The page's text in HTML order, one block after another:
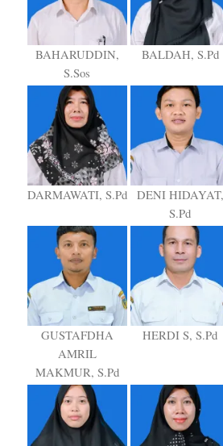
BAHARUDDIN,
S.Sos
BALDAH, S.Pd
DARMAWATI, S.Pd DENI HIDAYAT,
S.Pd
GUSTAFDHA
AMRIL
MAKMUR, S.Pd
HERDI S, S.Pd